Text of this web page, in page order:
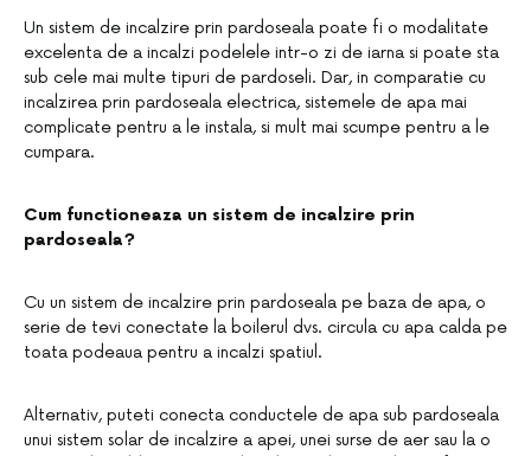
Un sistem de incalzire prin pardoseala poate fi o modalitate
excelenta de a incalzi podelele intr-o zi de iarna si poate sta
sub cele mai multe tipuri de pardoseli. Dar, in comparatie cu
incalzirea prin pardoseala electrica, sistemele de apa mai
complicate pentru a le instala, si mult mai scumpe pentru a le
cumpara.
Cum functioneaza un sistem de incalzire prin
pardoseala?
Cu un sistem de incalzire prin pardoseala pe baza de apa, o
serie de tevi conectate la boilerul dvs. circula cu apa calda pe
toata podeaua pentru a incalzi spatiul.
Alternativ, puteti conecta conductele de apa sub pardoseala
unui sistem solar de incalzire a apei, unei surse de aer sau la o